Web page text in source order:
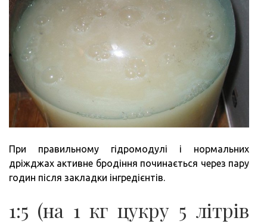
При правильному гідромодулі і нормальних
дріжджах активне бродіння починається через пару
годин після закладки інгредієнтів.
1:5 (на 1 кг цукру 5 літрів